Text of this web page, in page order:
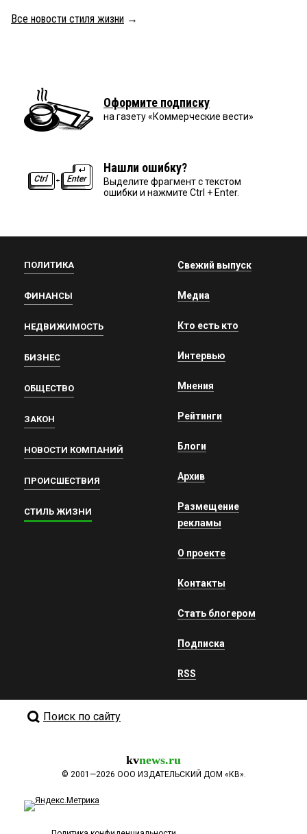
Все новости стиля жизни →
Оформите подписку
на газету «Коммерческие вести»
Нашли ошибку?
Выделите фрагмент с текстом
ошибки и нажмите Ctrl + Enter.
ПОЛИТИКА
ФИНАНСЫ
НЕДВИЖИМОСТЬ
БИЗНЕС
ОБЩЕСТВО
ЗАКОН
НОВОСТИ КОМПАНИЙ
ПРОИСШЕСТВИЯ
СТИЛЬ ЖИЗНИ
Свежий выпуск
Медиа
Кто есть кто
Интервью
Мнения
Рейтинги
Блоги
Архив
Размещение
рекламы
О проекте
Контакты
Стать блогером
Подписка
RSS
Поиск по сайту
kvnews.ru
© 2001—2026 ООО ИЗДАТЕЛЬСКИЙ ДОМ «КВ».